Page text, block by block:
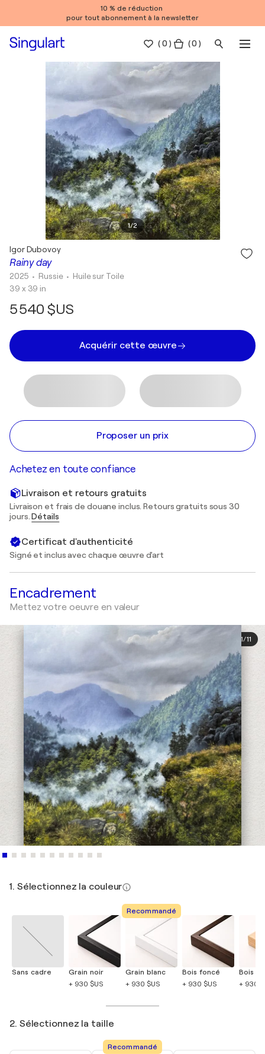
10 % de réduction
pour tout abonnement à la newsletter
(0 ) ( 0 )
1/2
Rainy day
Igor Dubovoy
2025 • Russie • Huile sur Toile
39 x 39 in
5 540 $US
Acquérir cette œuvre
Proposer un prix
Achetez en toute confiance
Livraison et retours gratuits
Livraison et frais de douane inclus. Retours gratuits sous 30
jours.Détails
Certificat d'authenticité
Signé et inclus avec chaque œuvre d'art
Encadrement
Mettez votre oeuvre en valeur
1/11
1. Sélectionnez la couleur
Sans cadre
Grain noir
+ 930 $US
Recommandé
Grain blanc
+ 930 $US
Bois foncé
+ 930 $US
Bois
+ 930
2. Sélectionnez la taille
Recommandé